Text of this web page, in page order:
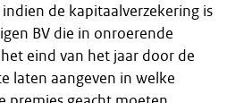
de kapitaalverzekering is
BV die in onroerende
eind van het jaar door de
laten aangeven in welke